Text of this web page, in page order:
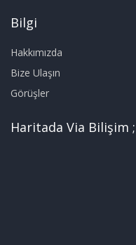
Bilgi
Hakkımızda
Bize Ulaşın
Görüşler
Haritada Via Bilişim ;